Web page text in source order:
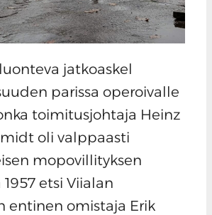
jatkoaskel
parissa operoivalle
toimitusjohtaja Heinz
oli valppaasti
mopovillityksen
etsi Viialan
entinen omistaja Erik